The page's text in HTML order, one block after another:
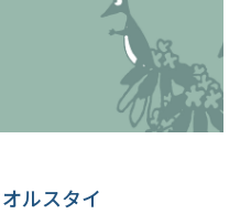
ルスタイ